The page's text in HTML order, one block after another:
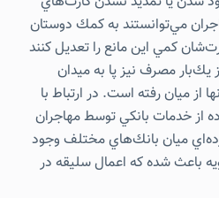
مي‌توانستند به كمك دوستان
كمي اين مانع را تعديل كنند
يك‌بار مصرف نيز پا به ميدان
از ميان رفته است. در ارتباط با
از خدمات بانكي توسط مهاجران
ميان بانك‌هاي مختلف وجود
باعث شده كه اعمال سليقه در